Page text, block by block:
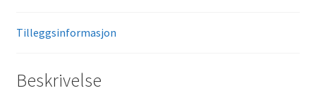
Tilleggsinformasjon
Beskrivelse